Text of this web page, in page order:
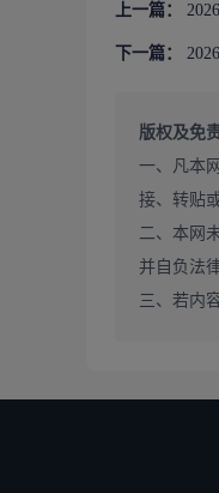
上一篇：
下一篇：
版权及免
一、凡本
接、转贴
二、本网
并自负法
三、若内